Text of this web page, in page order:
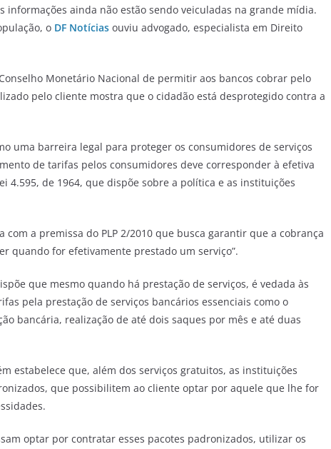
informações ainda não estão sendo veiculadas na grande mídia.
o DF Notícias ouviu advogado, especialista em Direito
Monetário Nacional de permitir aos bancos cobrar pelo
pelo cliente mostra que o cidadão está desprotegido contra a
uma barreira legal para proteger os consumidores de serviços
de tarifas pelos consumidores deve corresponder à efetiva
4.595, de 1964, que dispõe sobre a política e as instituições
com a premissa do PLP 2/2010 que busca garantir que a cobrança
quando for efetivamente prestado um serviço”.
que mesmo quando há prestação de serviços, é vedada às
pela prestação de serviços bancários essenciais como o
bancária, realização de até dois saques por mês e até duas
estabelece que, além dos serviços gratuitos, as instituições
que possibilitem ao cliente optar por aquele que lhe for
optar por contratar esses pacotes padronizados, utilizar os